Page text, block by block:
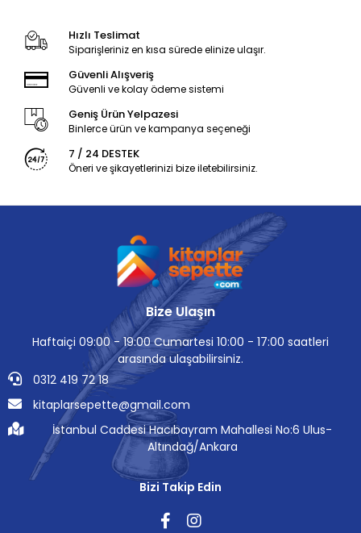
Hızlı Teslimat
Siparişleriniz en kısa sürede elinize ulaşır.
Güvenli Alışveriş
Güvenli ve kolay ödeme sistemi
Geniş Ürün Yelpazesi
Binlerce ürün ve kampanya seçeneği
7 / 24 DESTEK
Öneri ve şikayetlerinizi bize iletebilirsiniz.
Bize Ulaşın
Haftaiçi 09:00 - 19:00 Cumartesi 10:00 - 17:00 saatleri
arasında ulaşabilirsiniz.
0312 419 72 18
kitaplarsepette@gmail.com
İstanbul Caddesi Hacıbayram Mahallesi No:6 Ulus-
Altındağ/Ankara
Bizi Takip Edin